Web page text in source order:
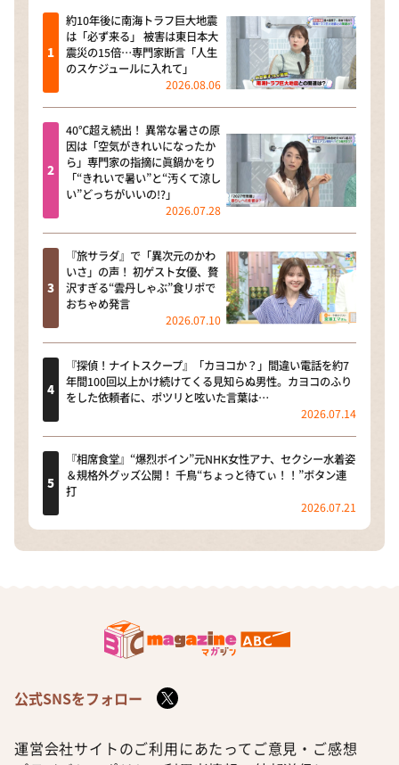
約10年後に南海トラフ巨大地震
は「必ず来る」 被害は東日本大
震災の15倍…専門家断言「人生
のスケジュールに入れて」
2026.08.06
40℃超え続出！ 異常な暑さの原
因は「空気がきれいになったか
ら」専門家の指摘に眞鍋かをり
「“きれいで暑い”と“汚くて涼し
い”どっちがいいの!?」
2026.07.28
『旅サラダ』で「異次元のかわ
いさ」の声！ 初ゲスト女優、贅
沢すぎる“雲丹しゃぶ”食リポで
おちゃめ発言
2026.07.10
『探偵！ナイトスクープ』「カヨコか？」間違い電話を約7
年間100回以上かけ続けてくる見知らぬ男性。カヨコのふり
をした依頼者に、ポツリと呟いた言葉は…
2026.07.14
『相席食堂』“爆烈ボイン”元NHK女性アナ、セクシー水着姿
＆規格外グッズ公開！ 千鳥“ちょっと待てぃ！！”ボタン連
打
2026.07.21
公式SNSをフォロー
運営会社サイトのご利用にあたって ご意見・ご感想